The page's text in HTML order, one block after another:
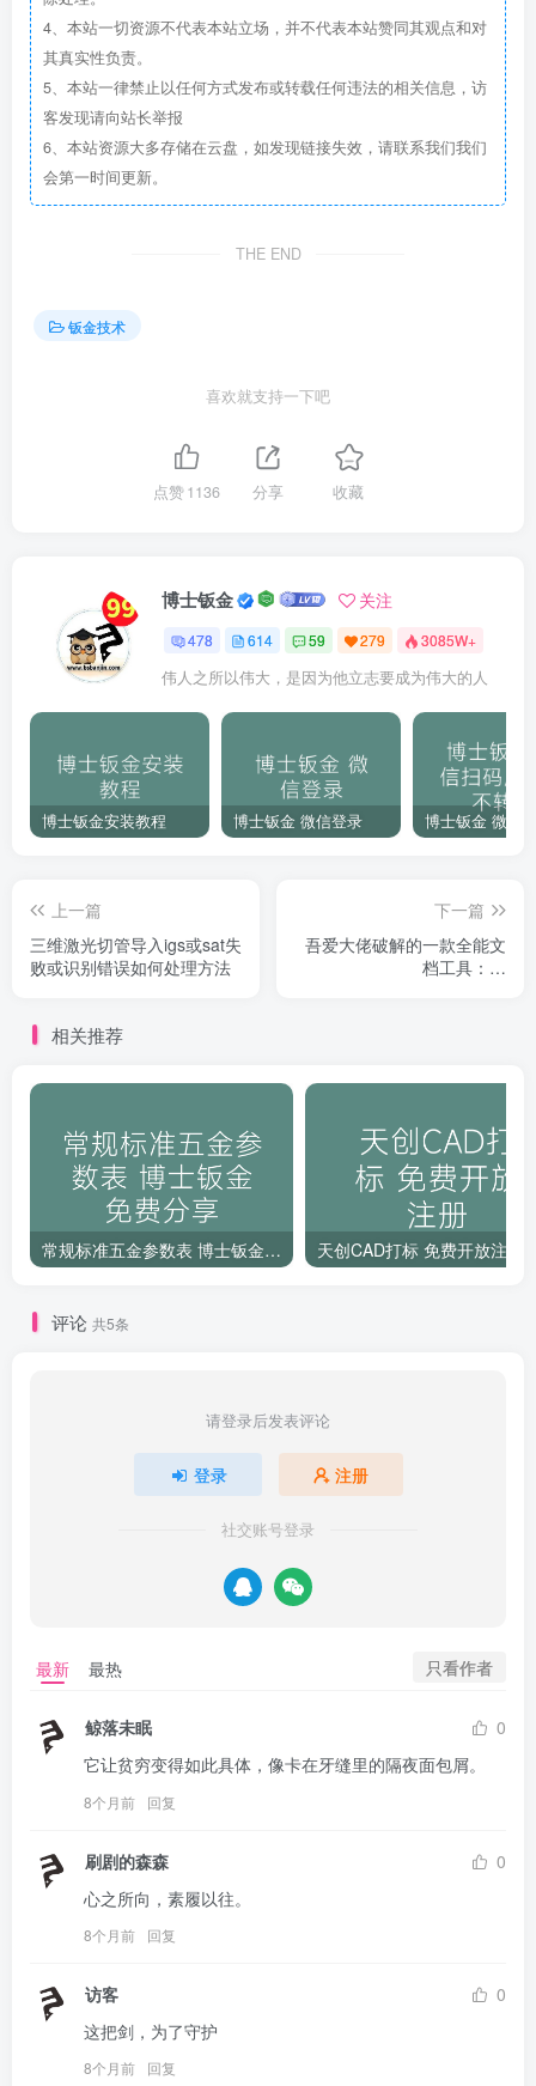
4、本站一切资源不代表本站立场，并不代表本站赞同其观点和对
其真实性负责。
5、本站一律禁止以任何方式发布或转载任何违法的相关信息，访
客发现请向站长举报
6、本站资源大多存储在云盘，如发现链接失效，请联系我们我们
会第一时间更新。
THE END
钣金技术
喜欢就支持一下吧
点赞1136 分享 收藏
博士钣金 关注
478 614 59 279 3085W+
伟人之所以伟大，是因为他立志要成为伟大的人
博士钣金安装教程 博士钣金 微信登录
上一篇
三维激光切管导入igs或sat失
败或识别错误如何处理方法
下一篇
吾爱大佬破解的一款全能文
档工具：坤
相关推荐
常规标准五金参数表 博士钣金免费分享 天创CAD打标 免费开放注册
评论 共5条
请登录后发表评论
登录 注册
社交账号登录
最新 最热 只看作者
鲸落未眠
0
它让贫穷变得如此具体，像卡在牙缝里的隔夜面包屑。
8个月前 回复
刷剧的森森
0
心之所向，素履以往。
8个月前 回复
访客
0
这把剑，为了守护
8个月前 回复